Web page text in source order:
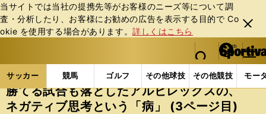
当サイトでは当社の提携先等がお客様のニーズ等について調
査・分析したり、お客様にお勧めの広告を表⽰する⽬的で Co
okie を使⽤する場合があります。詳しくはこちら
閉じ
る
web Sportiva (webスポルティーバ)
検索
マイペ
ー
ジ
メニュ
サッカー 競馬 ゴルフ その他球技 その他競技 モー
ス
ポ
ル
サッカーの記事一覧 Jリーグ他 Jリーグ 勝てる
勝てる試合も落としたアルビレックスの、
ネガティブ思考という「病」 (3ページ目)